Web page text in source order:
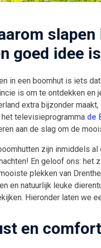
goed idee is
in een boomhut is iets
is om te ontdekken en
extra bijzonder
televisieprogramma de
aan de slag om de
zijn inmiddels
En geloof ons: het
plekken van
en natuurlijk leuke
Hieronder laten we
en